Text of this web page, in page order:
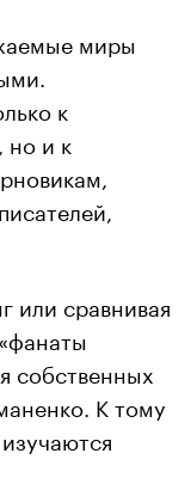
миры
к
но и к
или сравнивая
собственных
К тому